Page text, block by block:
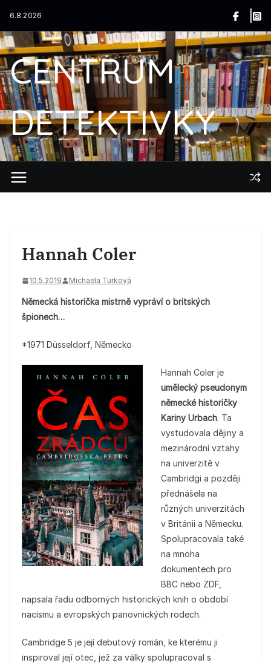
obsah
6.8.2026
CENTRUM
DETEKTIVKY
Hannah Coler
10.5.2019 Michaela Turková
Německá historička mistrně vypráví o britských
špionech…
*1971 Düsseldorf, Německo
Hannah Coler je
umělecký pseudonym
německé historičky
Kariny Urbach. Ta
vystudovala dějiny a
mezinárodní vztahy
na univerzitě v
Cambridgi a později
přednášela na
různých univerzitách
v Británii a Německu.
Spolupracovala také
na mnoha
dokumentech pro
BBC nebo ZDF,
napsala řadu odborných historických knih o období
nacismu a evropských panovnických rodech.
Cambridge 5 je její debutový román, ke kterému ji
inspiroval její otec, jež za války spolupracoval s